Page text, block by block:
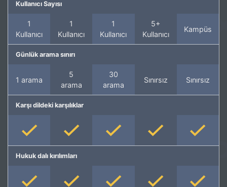
Kullanıcı Sayısı
1
Kullanıcı
1
Kullanıcı
1
Kullanıcı
5+
Kullanıcı
Kampüs
Günlük arama sınırı
1 arama
5
arama
30
arama
Sınırsız Sınırsız
Karşı dildeki karşılıklar
Hukuk dalı kırılımları